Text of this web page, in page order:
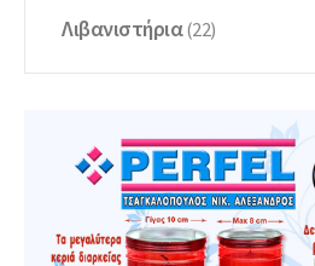
Καντηλόκουπα διάφανη 3242 ύψος 5,50εκ.
ΔΙΆΦΑΝΕΣ
Λιβανιστήρια(22)